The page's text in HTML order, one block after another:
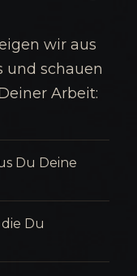
wir aus
und schauen
Arbeit:
Du Deine
Du